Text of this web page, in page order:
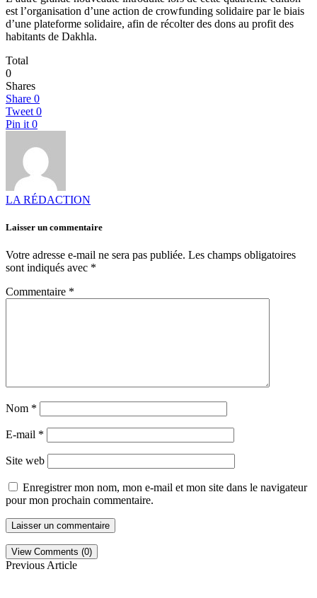
est l’organisation d’une action de crowfunding solidaire par le biais
d’une plateforme solidaire, afin de récolter des dons au profit des
habitants de Dakhla.
Total
0
Shares
Share 0
Tweet 0
Pin it 0
LA RÉDACTION
Laisser un commentaire
Votre adresse e-mail ne sera pas publiée. Les champs obligatoires
sont indiqués avec *
Commentaire *
Nom *
E-mail *
Site web
Enregistrer mon nom, mon e-mail et mon site dans le navigateur
pour mon prochain commentaire.
View Comments (0)
Previous Article